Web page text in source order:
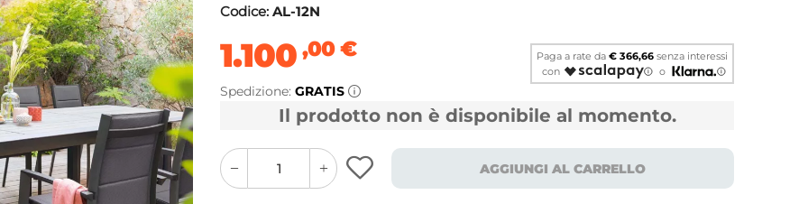
Codice: AL-12N
1.100,00€
Spedizione: GRATIS
Paga a rate da€ 366,66 senza interessi
con
o
Il prodotto non è disponibile al momento.
quantity
button
quantity
minus
button
AGGIUNGI AL CARRELLO